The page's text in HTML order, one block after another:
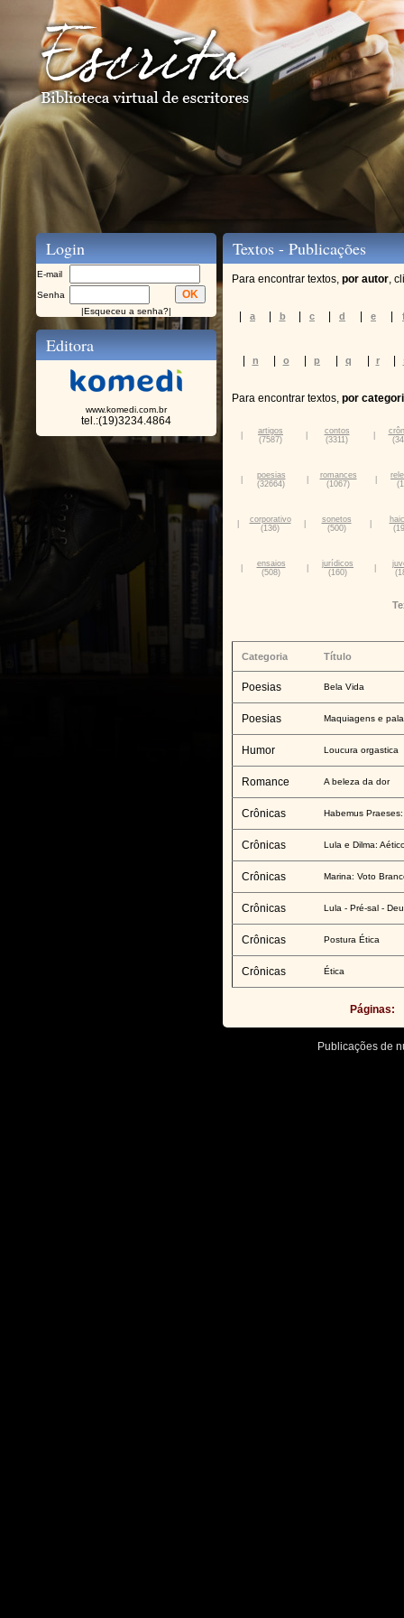
Login
E-mail
Senha
|Esqueceu a senha?|
Editora
www.komedi.com.br
tel.:(19)3234.4864
Textos - Publicações
Para encontrar textos, por autor,
a b c d e
n o p q r
Para encontrar textos, por
artigos
(7587)
contos
(3311)
poesias
(32664)
romances
(1067)
corporativo
(136)
sonetos
(500)
ensaios
(508)
jurídicos
(160)
Categoria Título
Poesias Bela Vida
Poesias Maquiagens e
Humor Loucura orgastica
Romance A beleza da dor
Crônicas Habemus
Crônicas Lula e Dilma:
Crônicas Marina: Voto
Crônicas Lula - Pré-sal -
Crônicas Postura Ética
Crônicas Ética
Páginas:
Publicações de